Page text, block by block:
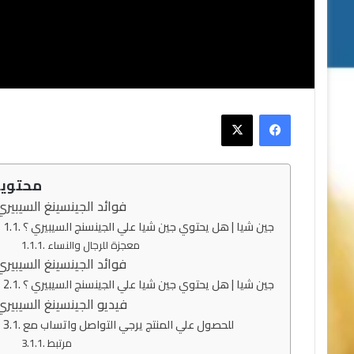
فيسبوك
‫X
فوائد الجينسينغ
جين شيا | هل يحتوي جين شيا علي الجينسنج السيبيري ؟
معجزة للرجال والنساء
فوائد الجينسينغ
جين شيا | هل يحتوي جين شيا علي الجينسنج السيبيري ؟
فيديو الجينسينغ
للحصول علي المنتج يرجي التواصل واتساب مع
مرتبط